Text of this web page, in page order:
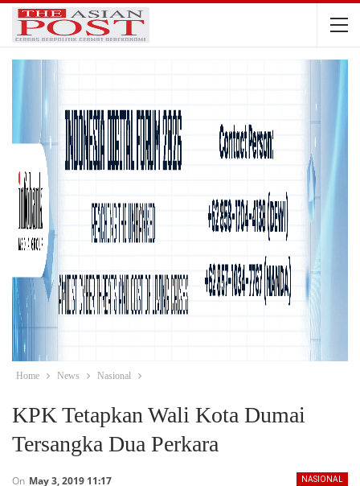
Home News Nasional
KPK Tetapkan Wali Kota Dumai
Tersangka Dua Perkara
NASIONAL
On May 3, 2019 11:17